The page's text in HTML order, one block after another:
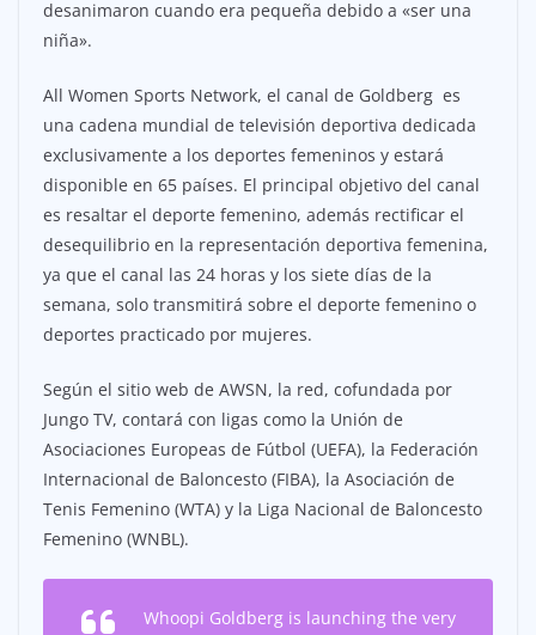
desanimaron cuando era pequeña debido a «ser una
niña».
All Women Sports Network, el canal de Goldberg es
una cadena mundial de televisión deportiva dedicada
exclusivamente a los deportes femeninos y estará
disponible en 65 países. El principal objetivo del canal
es resaltar el deporte femenino, además rectificar el
desequilibrio en la representación deportiva femenina,
ya que el canal las 24 horas y los siete días de la
semana, solo transmitirá sobre el deporte femenino o
deportes practicado por mujeres.
Según el sitio web de AWSN, la red, cofundada por
Jungo TV, contará con ligas como la Unión de
Asociaciones Europeas de Fútbol (UEFA), la Federación
Internacional de Baloncesto (FIBA), la Asociación de
Tenis Femenino (WTA) y la Liga Nacional de Baloncesto
Femenino (WNBL).
Whoopi Goldberg is launching the very